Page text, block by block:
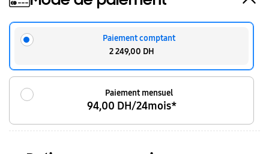
Paiement comptant
2 249,00 DH
Paiement mensuel
94,00 DH/24mois*